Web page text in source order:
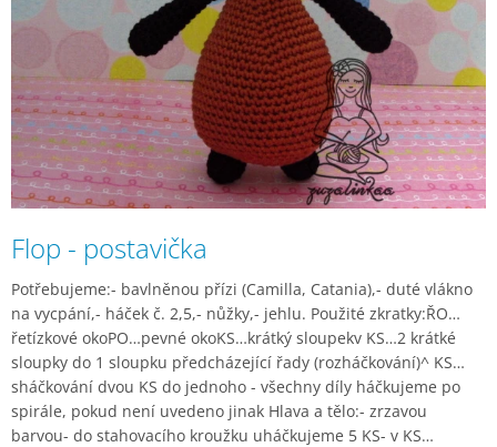
Flop - postavička
Potřebujeme:- bavlněnou přízi (Camilla, Catania),- duté vlákno
na vycpání,- háček č. 2,5,- nůžky,- jehlu. Použité zkratky:ŘO…
řetízkové okoPO…pevné okoKS…krátký sloupekv KS…2 krátké
sloupky do 1 sloupku předcházející řady (rozháčkování)^ KS…
sháčkování dvou KS do jednoho - všechny díly háčkujeme po
spirále, pokud není uvedeno jinak Hlava a tělo:- zrzavou
barvou- do stahovacího kroužku uháčkujeme 5 KS- v KS…